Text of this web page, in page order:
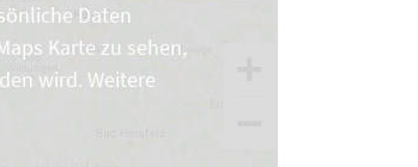
Daten
Karte zu sehen,
wird. Weitere